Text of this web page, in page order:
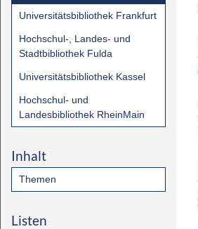
Universitätsbibliothek Frankfurt
Hochschul-, Landes- und
Stadtbibliothek Fulda
Universitätsbibliothek Kassel
Hochschul- und
Landesbibliothek RheinMain
Inhalt
Themen
Listen